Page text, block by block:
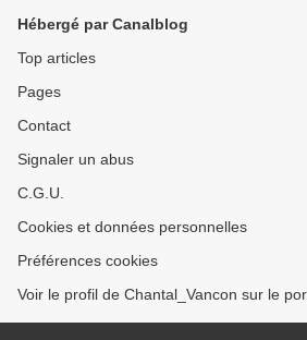
Hébergé par Canalblog
Top articles
Pages
Contact
Signaler un abus
C.G.U.
Cookies et données personnelles
Préférences cookies
Voir le profil de Chantal_Vancon sur le